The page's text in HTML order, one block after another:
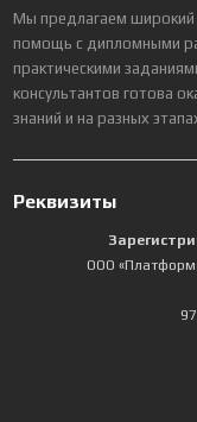
Мы предлагаем широкий
помощь с дипломными
практическими
консультантов готова
знаний и на разных
Реквизиты
ООО